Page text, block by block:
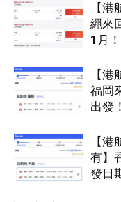
【
繩來
1月
【
福岡
出發
【
有】
發日